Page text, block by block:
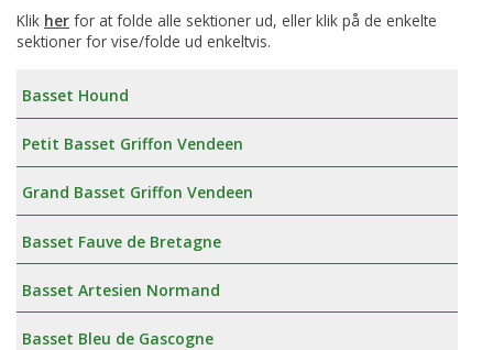
Klik her for at folde alle sektioner ud, eller klik på de enkelte
sektioner for vise/folde ud enkeltvis.
Basset Hound
Petit Basset Griffon Vendeen
Grand Basset Griffon Vendeen
Basset Fauve de Bretagne
Basset Artesien Normand
Basset Bleu de Gascogne